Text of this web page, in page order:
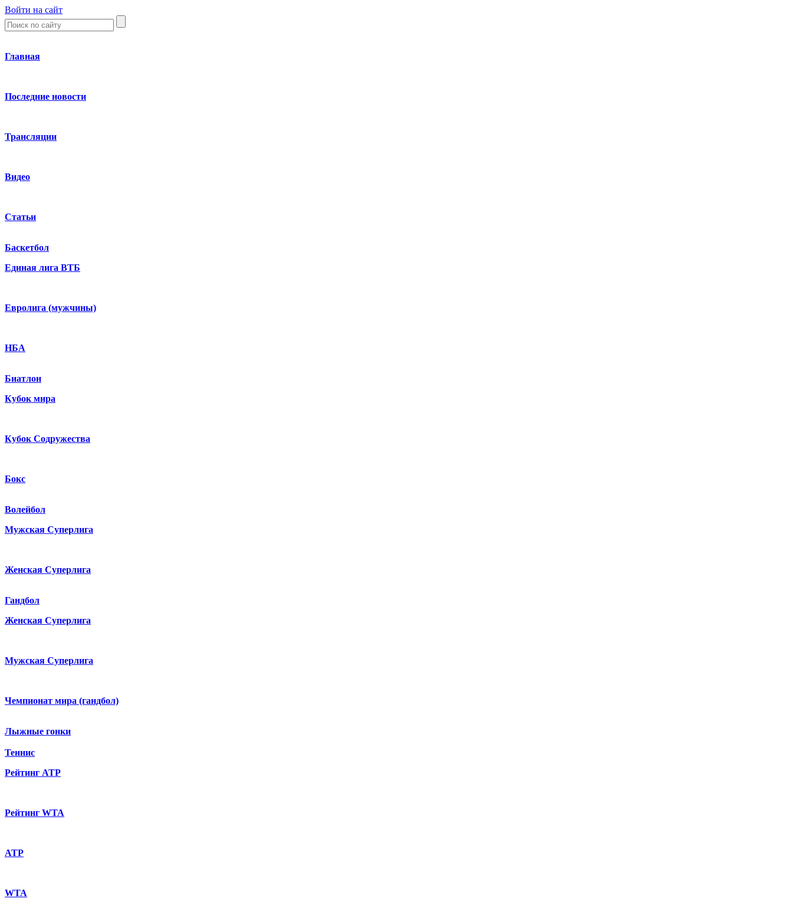
Войти на сайт
Главная
Последние новости
Трансляции
Видео
Статьи
Баскетбол
Единая лига ВТБ
Евролига (мужчины)
НБА
Биатлон
Кубок мира
Кубок Содружества
Бокс
Волейбол
Мужская Суперлига
Женская Суперлига
Гандбол
Женская Суперлига
Мужская Суперлига
Чемпионат мира (гандбол)
Лыжные гонки
Теннис
Рейтинг ATP
Рейтинг WTA
ATP
WTA